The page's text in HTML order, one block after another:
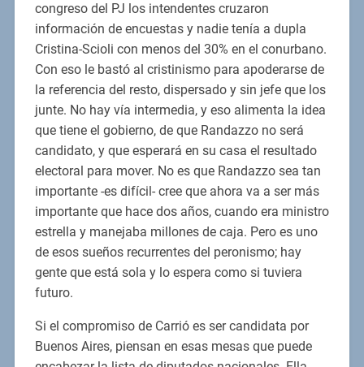
congreso del PJ los intendentes cruzaron
información de encuestas y nadie tenía a dupla
Cristina-Scioli con menos del 30% en el conurbano.
Con eso le bastó al cristinismo para apoderarse de
la referencia del resto, dispersado y sin jefe que los
junte. No hay vía intermedia, y eso alimenta la idea
que tiene el gobierno, de que Randazzo no será
candidato, y que esperará en su casa el resultado
electoral para mover. No es que Randazzo sea tan
importante -es difícil- cree que ahora va a ser más
importante que hace dos años, cuando era ministro
estrella y manejaba millones de caja. Pero es uno
de esos sueños recurrentes del peronismo; hay
gente que está sola y lo espera como si tuviera
futuro.
Si el compromiso de Carrió es ser candidata por
Buenos Aires, piensan en esas mesas que puede